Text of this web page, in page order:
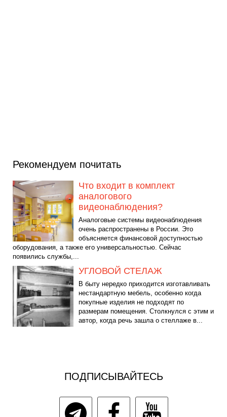
Рекомендуем почитать
Что входит в комплект
аналогового
видеонаблюдения?
Аналоговые системы видеонаблюдения
очень распространены в России. Это
объясняется финансовой доступностью
оборудования, а также его универсальностью. Сейчас
появились службы,...
УГЛОВОЙ СТЕЛАЖ
В быту нередко приходится изготавливать
нестандартную мебель, особенно когда
покупные изделия не подходят по
размерам помещения. Столкнулся с этим и
автор, когда речь зашла о стеллаже в...
ПОДПИСЫВАЙТЕСЬ